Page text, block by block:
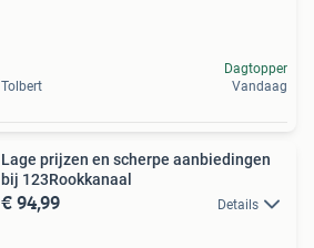
Tolbert
Dagtopper
Vandaag
Lage prijzen en scherpe aanbiedingen
bij 123Rookkanaal
€ 94,99 Details